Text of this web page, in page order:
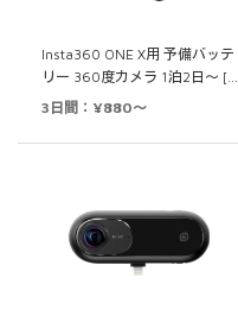
Insta360 ONE X用 予備バッテ
リー 360度カメラ 1泊2日～ […
3日間：¥880～